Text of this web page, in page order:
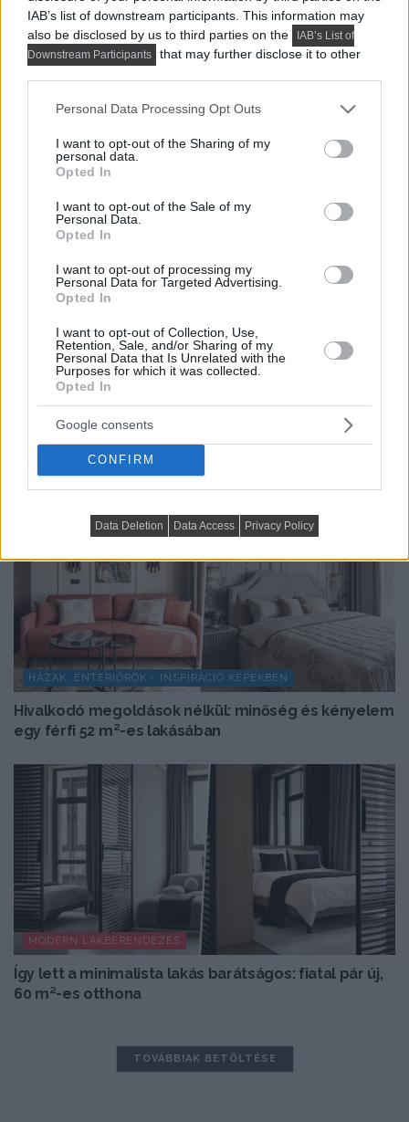
IAB’s list of downstream participants. This information may
also be disclosed by us to third parties on the
IAB’s List of
Downstream Participants
that may further disclose it to other
Please note that this website/app uses one or more Google
not limited to your visit or usage behaviour. You may click to
grant or deny consent to Google and its third-party tags to
use your data for below specified purposes in below Google
consent section.
Personal Data Processing Opt Outs
I want to opt-out of the Sharing of my
personal data.
Opted In
I want to opt-out of the Sale of my
Personal Data.
Opted In
I want to opt-out of processing my
Personal Data for Targeted Advertising.
Opted In
I want to opt-out of Collection, Use,
Retention, Sale, and/or Sharing of my
Personal Data that Is Unrelated with the
Purposes for which it was collected.
Opted In
Google consents
CONFIRM
Data Deletion Data Access Privacy Policy
5 látványos hálószobai megoldás,
amelyet később könnyű megbánni
TOVÁBBIAK BETÖLTÉSE
HÁZAK, ENTERIŐRÖK - INSPIRÁCIÓ KÉPEKBEN
Hivalkodó megoldások nélkül: minőség és kényelem
egy férfi 52 m²-es lakásában
MODERN LAKBERENDEZÉS
Így lett a minimalista lakás barátságos: fiatal pár új,
60 m²-es otthona
TOVÁBBIAK BETÖLTÉSE